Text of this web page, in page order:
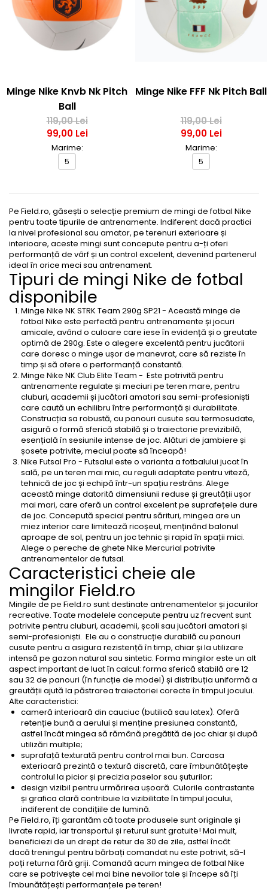
Minge Nike Knvb Nk Pitch
Ball
119,00 Lei
99,00 Lei
Marime:
5
Minge Nike FFF Nk Pitch Ball
119,00 Lei
99,00 Lei
Marime:
5
Pe Field.ro, găsești o selecție premium de mingi de fotbal Nike
pentru toate tipurile de antrenamente. Indiferent dacă practici
la nivel profesional sau amator, pe terenuri exterioare și
interioare, aceste mingi sunt concepute pentru a-ți oferi
performanță de vârf și un control excelent, devenind partenerul
ideal în orice meci sau antrenament.
Tipuri de mingi Nike de fotbal
disponibile
Minge Nike NK STRK Team 290g SP21 - Această minge de
fotbal Nike este perfectă pentru antrenamente și jocuri
amicale, având o culoare care iese în evidență și o greutate
optimă de 290g. Este o alegere excelentă pentru jucătorii
care doresc o minge ușor de manevrat, care să reziste în
timp și să ofere o performanță constantă.
Minge Nike NK Club Elite Team - Este potrivită pentru
antrenamente regulate și meciuri pe teren mare, pentru
cluburi, academii și jucători amatori sau semi-profesioniști
care caută un echilibru între performanță și durabilitate.
Construcția sa robustă, cu panouri cusute sau termosudate,
asigură o formă sferică stabilă și o traiectorie previzibilă,
esențială în sesiunile intense de joc. Alături de jambiere și
șosete potrivite, meciul poate să înceapă!
Nike Futsal Pro - Futsalul este o varianta a fotbalului jucat în
sală, pe un teren mai mic, cu reguli adaptate pentru viteză,
tehnică de joc și echipă într-un spațiu restrâns. Alege
această minge datorită dimensiunii reduse și greutății ușor
mai mari, care oferă un control excelent pe suprafețele dure
de joc. Concepută special pentru sărituri, mingea are un
miez interior care limitează ricoșeul, menținând balonul
aproape de sol, pentru un joc tehnic și rapid în spații mici.
Alege o pereche de ghete Nike Mercurial potrivite
antrenamentelor de futsal.
Caracteristici cheie ale
mingilor Field.ro
Mingile de pe Field.ro sunt destinate antrenamentelor și jocurilor
recreative. Toate modelele concepute pentru uz frecvent sunt
potrivite pentru cluburi, academii, școli sau jucători amatori și
semi-profesioniști. Ele au o construcție durabilă cu panouri
cusute pentru a asigura rezistență în timp, chiar și la utilizare
intensă pe gazon natural sau sintetic. Forma mingilor este un alt
aspect important de luat în calcul: forma sferică stabilă are 12
sau 32 de panouri (în funcție de model) și distribuția uniformă a
greutății ajută la păstrarea traiectoriei corecte în timpul jocului.
Alte caracteristici:
cameră interioară din cauciuc (butilică sau latex). Oferă
retenție bună a aerului și menține presiunea constantă,
astfel încât mingea să rămână pregătită de joc chiar și după
utilizări multiple;
suprafață texturată pentru control mai bun. Carcasa
exterioară prezintă o textură discretă, care îmbunătățește
controlul la picior și precizia paselor sau șuturilor;
design vizibil pentru urmărirea ușoară. Culorile contrastante
și grafica clară contribuie la vizibilitate în timpul jocului,
indiferent de condițiile de lumină.
Pe Field.ro, îți garantăm că toate produsele sunt originale și
livrate rapid, iar transportul și returul sunt gratuite! Mai mult,
beneficiezi de un drept de retur de 30 de zile, astfel încât
dacătreningul pentru bărbați comandat nu este potrivit, să-l
poți returna fără griji. Comandă acum mingea de fotbal Nike
care se potrivește cel mai bine nevoilor tale și începe să îți
îmbunătățești performanțele pe teren!